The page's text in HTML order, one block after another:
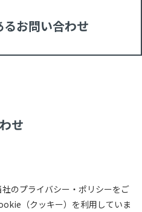
るお問い合わせ
せ
のプライバシー・ポリシーをご
（クッキー）を利用していま